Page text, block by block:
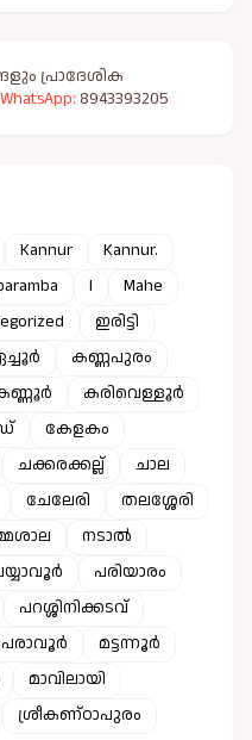
പ്രാദേശിക
WhatsApp: 8943393205
Kannur
Kannur.
l
Mahe
ഇരിട്ടി
കണ്ണപുരം
കരിവെള്ളൂർ
കേളകം
ചക്കരക്കല്ല്
ചാല
ചേലേരി
തലശ്ശേരി
നടാൽ
പരിയാരം
പറശ്ശിനിക്കടവ്
മട്ടന്നൂർ
മാവിലായി
ശ്രീകണ്ഠാപുരം